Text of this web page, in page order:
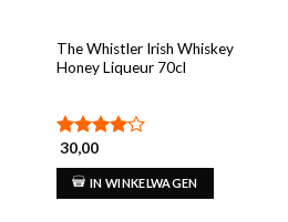
The Whistler Irish Whiskey
Honey Liqueur 70cl
Gewaardeerd
4.00uit
30,00
IN WINKELWAGEN